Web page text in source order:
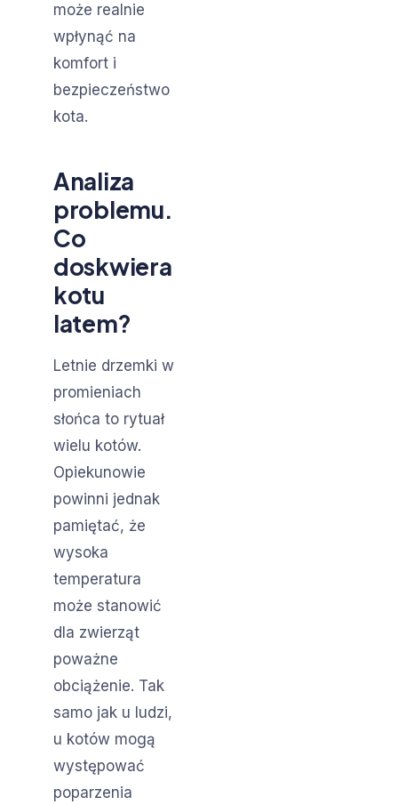
może realnie
wpłynąć na
komfort i
bezpieczeństwo
kota.
Analiza
problemu.
Co
doskwiera
kotu
latem?
Letnie drzemki w
promieniach
słońca to rytuał
wielu kotów.
Opiekunowie
powinni jednak
pamiętać, że
wysoka
temperatura
może stanowić
dla zwierząt
poważne
obciążenie. Tak
samo jak u ludzi,
u kotów mogą
występować
poparzenia